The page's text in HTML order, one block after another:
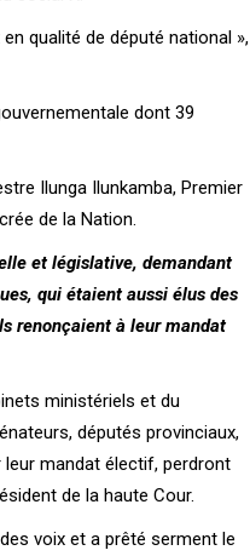
qualité de député national »,
dont 39
Ilunga Ilunkamba, Premier
de la Nation.
et législative, demandant
qui étaient aussi élus des
renonçaient à leur mandat
ministériels et du
députés provinciaux,
mandat électif, perdront
de la haute Cour.
voix et a prêté serment le